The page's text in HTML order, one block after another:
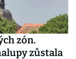
zón.
zůstala